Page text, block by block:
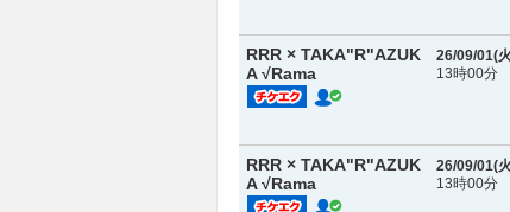
RRR × TAKA"R"AZUK
A √Rama
26/09/01(火
13時00分
RRR × TAKA"R"AZUK
A √Rama
26/09/01(火
13時00分